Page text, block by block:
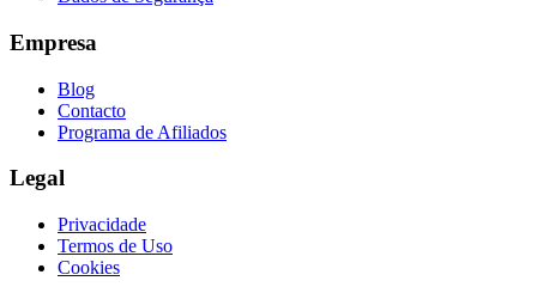
Empresa
Blog
Contacto
Programa de Afiliados
Legal
Privacidade
Termos de Uso
Cookies